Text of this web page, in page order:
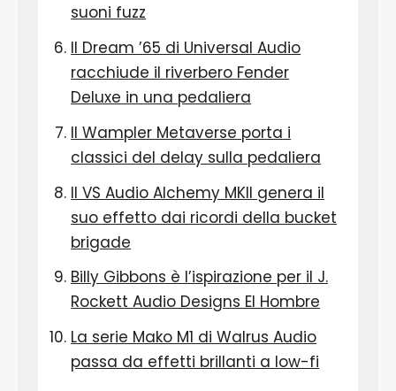
suoni fuzz
Il Dream ’65 di Universal Audio
racchiude il riverbero Fender
Deluxe in una pedaliera
Il Wampler Metaverse porta i
classici del delay sulla pedaliera
Il VS Audio Alchemy MKII genera il
suo effetto dai ricordi della bucket
brigade
Billy Gibbons è l’ispirazione per il J.
Rockett Audio Designs El Hombre
La serie Mako M1 di Walrus Audio
passa da effetti brillanti a low-fi